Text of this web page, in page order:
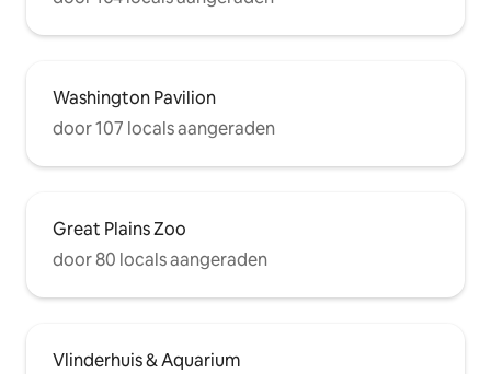
Washington Pavilion
door 107 locals aangeraden
Great Plains Zoo
door 80 locals aangeraden
Vlinderhuis & Aquarium